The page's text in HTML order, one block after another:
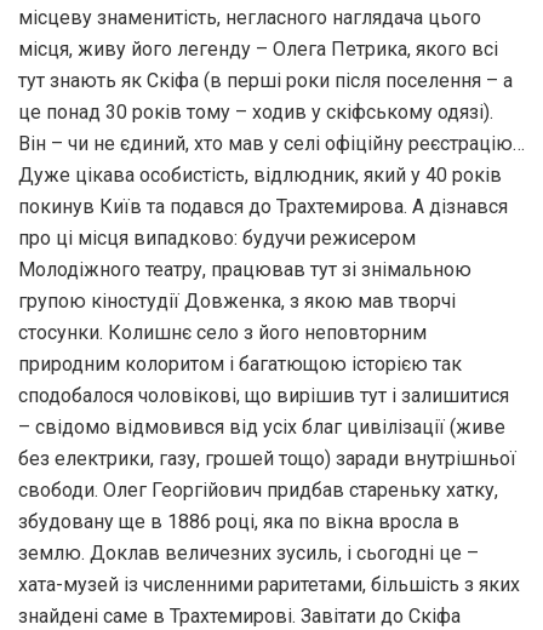
місцеву знаменитість, негласного наглядача цього
місця, живу його легенду – Олега Петрика, якого всі
тут знають як Скіфа (в перші роки після поселення – а
це понад 30 років тому – ходив у скіфському одязі).
Він – чи не єдиний, хто мав у селі офіційну реєстрацію…
Дуже цікава особистість, відлюдник, який у 40 років
покинув Київ та подався до Трахтемирова. А дізнався
про ці місця випадково: будучи режисером
Молодіжного театру, працював тут зі знімальною
групою кіностудії Довженка, з якою мав творчі
стосунки. Колишнє село з його неповторним
природним колоритом і багатющою історією так
сподобалося чоловікові, що вирішив тут і залишитися
– свідомо відмовився від усіх благ цивілізації (живе
без електрики, газу, грошей тощо) заради внутрішньої
свободи. Олег Георгійович придбав стареньку хатку,
збудовану ще в 1886 році, яка по вікна вросла в
землю. Доклав величезних зусиль, і сьогодні це –
хата-музей із численними раритетами, більшість з яких
знайдені саме в Трахтемирові. Завітати до Скіфа